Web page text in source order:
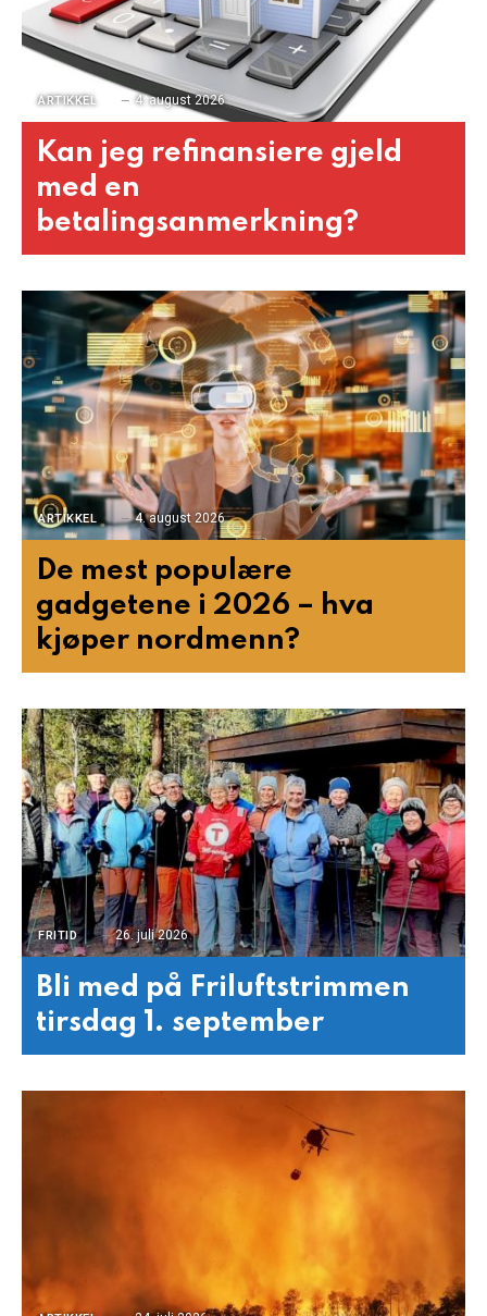
ARTIKKEL 4. august 2026
Kan jeg refinansiere gjeld
med en
betalingsanmerkning?
ARTIKKEL 4. august 2026
De mest populære
gadgetene i 2026 – hva
kjøper nordmenn?
FRITID 26. juli 2026
Bli med på Friluftstrimmen
tirsdag 1. september